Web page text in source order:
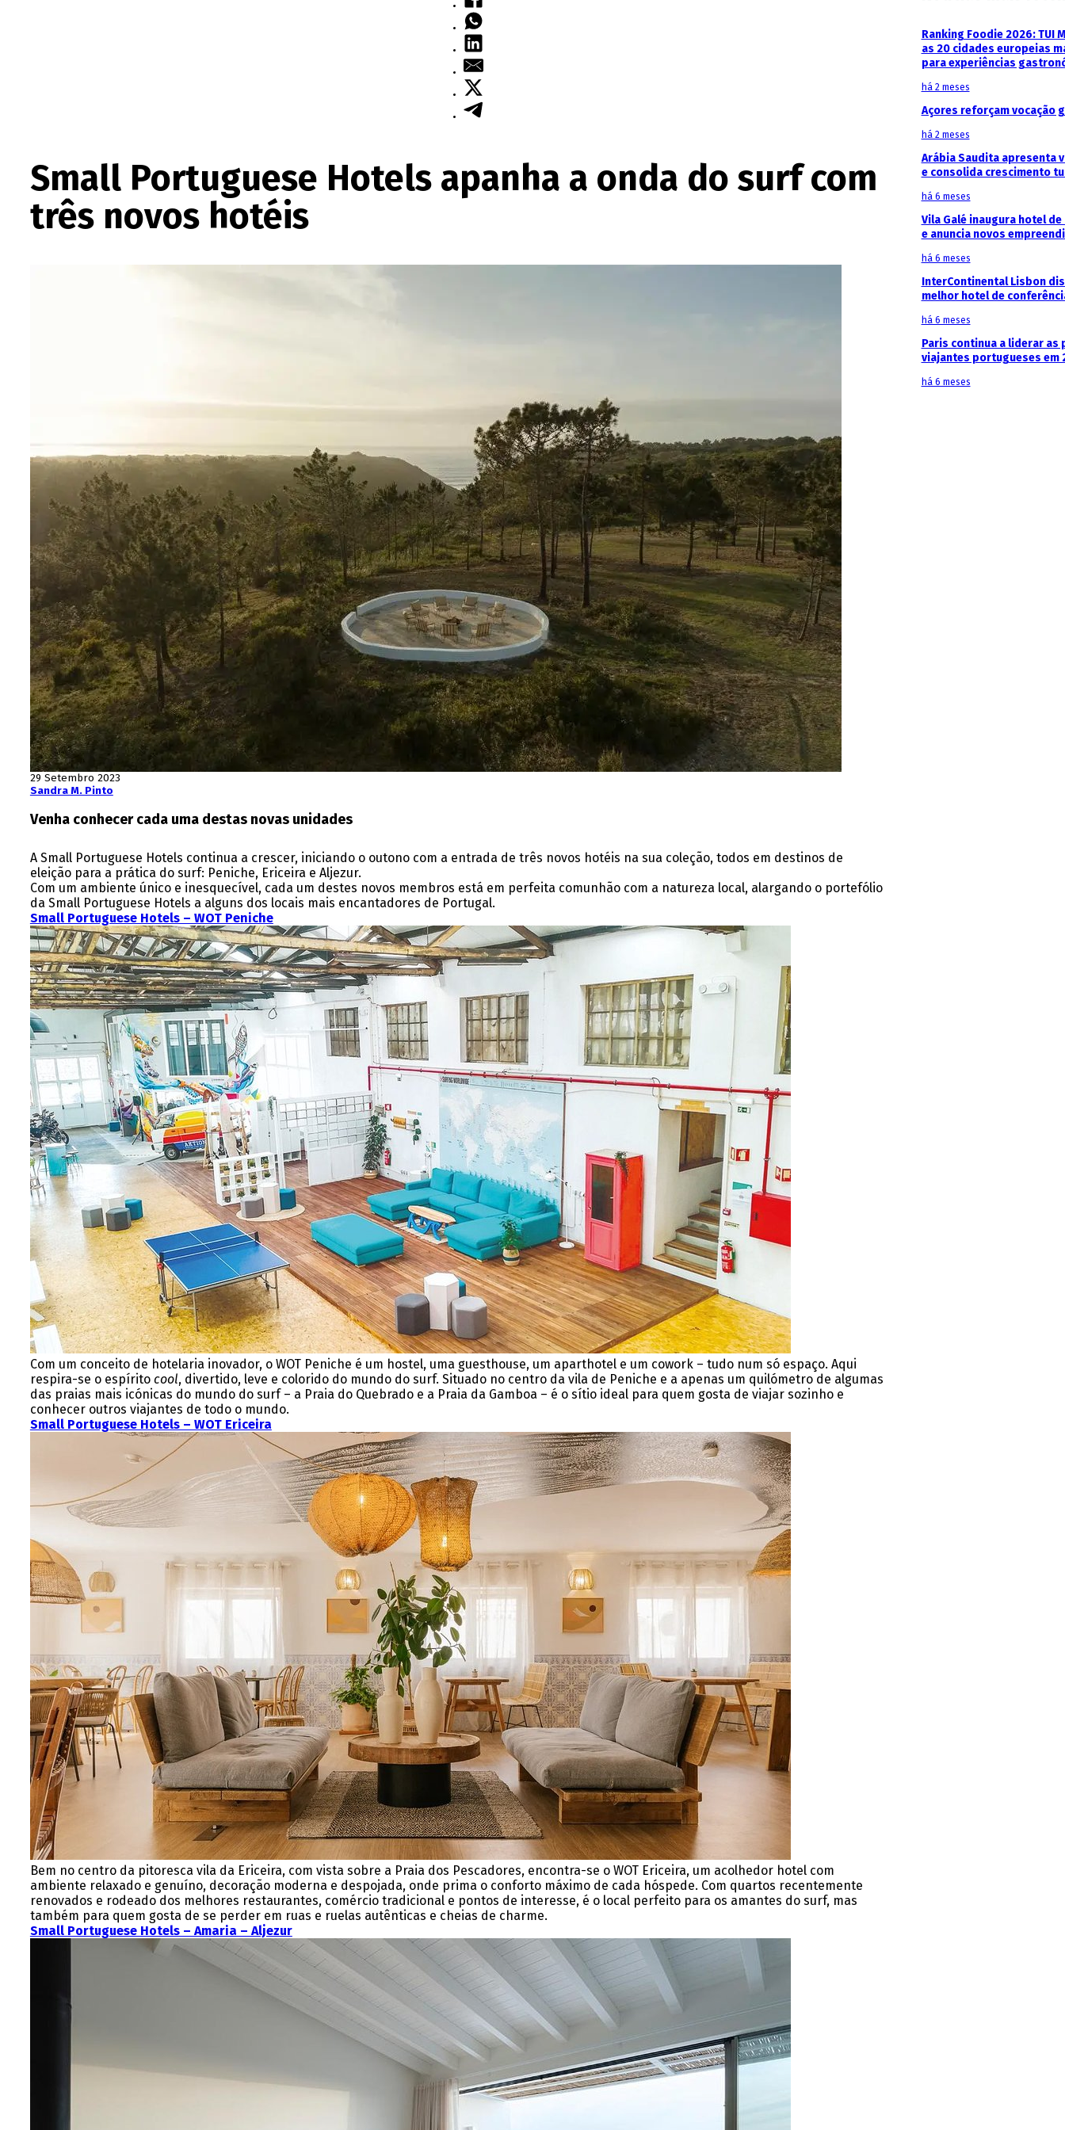
Small Portuguese Hotels apanha a onda do surf com
três novos hotéis
29 Setembro 2023
Sandra M. Pinto
Venha conhecer cada uma destas novas unidades
A Small Portuguese Hotels continua a crescer, iniciando o outono com a entrada de três novos hotéis na sua coleção, todos em destinos de
eleição para a prática do surf: Peniche, Ericeira e Aljezur.
Com um ambiente único e inesquecível, cada um destes novos membros está em perfeita comunhão com a natureza local, alargando o portefólio
da Small Portuguese Hotels a alguns dos locais mais encantadores de Portugal.
Small Portuguese Hotels – WOT Peniche
Com um conceito de hotelaria inovador, o WOT Peniche é um hostel, uma guesthouse, um aparthotel e um cowork – tudo num só espaço. Aqui
respira-se o espírito cool, divertido, leve e colorido do mundo do surf. Situado no centro da vila de Peniche e a apenas um quilómetro de algumas
das praias mais icónicas do mundo do surf – a Praia do Quebrado e a Praia da Gamboa – é o sítio ideal para quem gosta de viajar sozinho e
conhecer outros viajantes de todo o mundo.
Small Portuguese Hotels – WOT Ericeira
Bem no centro da pitoresca vila da Ericeira, com vista sobre a Praia dos Pescadores, encontra-se o WOT Ericeira, um acolhedor hotel com
ambiente relaxado e genuíno, decoração moderna e despojada, onde prima o conforto máximo de cada hóspede. Com quartos recentemente
renovados e rodeado dos melhores restaurantes, comércio tradicional e pontos de interesse, é o local perfeito para os amantes do surf, mas
também para quem gosta de se perder em ruas e ruelas autênticas e cheias de charme.
Small Portuguese Hotels – Amaria – Aljezur
Ranking Foodie 2026: TUI
as 20 cidades europeias
para experiências
há 2 meses
Açores reforçam vocação
há 2 meses
Arábia Saudita apresenta
e consolida crescimento
há 6 meses
Vila Galé inaugura hotel de
e anuncia novos
há 6 meses
InterContinental Lisbon
melhor hotel de
há 6 meses
Paris continua a liderar as
viajantes portugueses em
há 6 meses